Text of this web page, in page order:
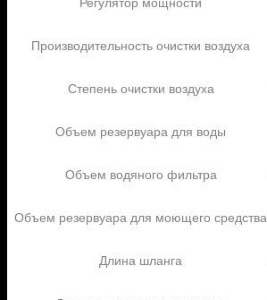
Производительность очистки воздуха
Степень очистки воздуха
Объем резервуара для воды
Объем водяного фильтра
Объем резервуара для моющего средства
Длина шланга